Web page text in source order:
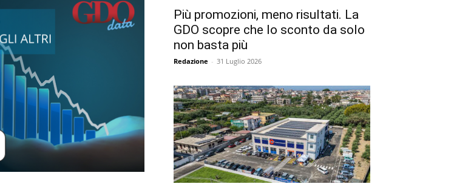
Più promozioni, meno risultati. La
GDO scopre che lo sconto da solo
non basta più
Redazione - 31 Luglio 2026